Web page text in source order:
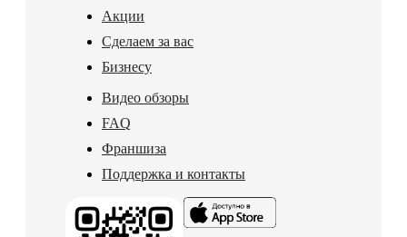
Акции
Сделаем за вас
Бизнесу
Видео обзоры
FAQ
Франшиза
Поддержка и контакты